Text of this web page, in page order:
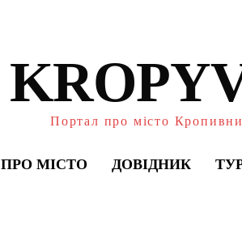
Портал про місто
ПРО МІСТО ДОВІДНИК